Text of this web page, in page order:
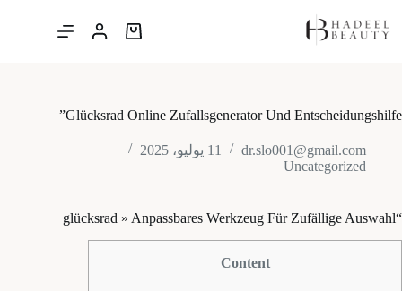
إلى
المحتوى
عربة
Glücksrad Online Zufallsgenerator Und Entscheidungshilfe”
dr.slo001@gmail.com
11 يوليو، 2025
Uncategorized
“glücksrad » Anpassbares Werkzeug Für Zufällige Auswahl
Content